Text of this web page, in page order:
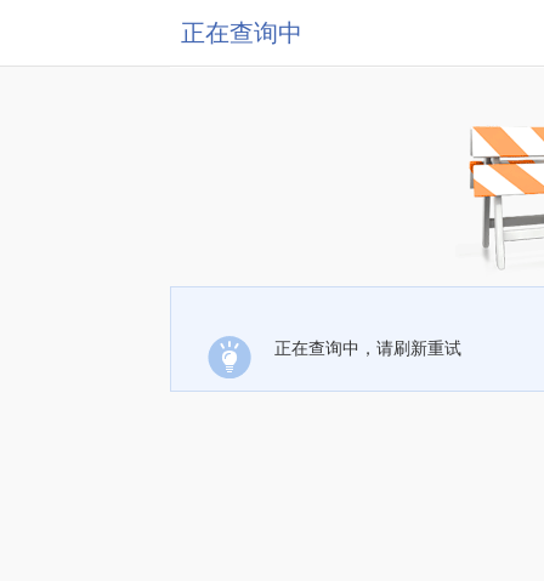
正在查询中
正在查询中，请刷新重试